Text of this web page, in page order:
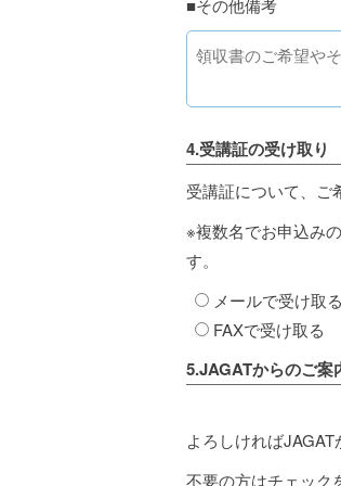
■その他備考
4.受講証の受け取り
受講証について、ご
※複数名でお申込み
す。
メールで受け取
FAXで受け取る
5.JAGATからのご案
よろしければ
不要の方はチェック